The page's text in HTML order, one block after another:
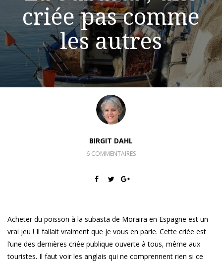
criée pas comme
les autres
BIRGIT DAHL
6 COMMENTAIRES
Acheter du poisson à la subasta de Moraira en Espagne est un
vrai jeu ! Il fallait vraiment que je vous en parle. Cette criée est
l’une des dernières criée publique ouverte à tous, même aux
touristes. Il faut voir les anglais qui ne comprennent rien si ce